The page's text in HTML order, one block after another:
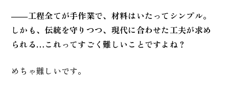
――工程全てが手作業で、材料はいたってシンプル。
しかも、伝統を守りつつ、現代に合わせた工夫が求め
られる…これってすごく難しいことですよね？
めちゃ難しいです。